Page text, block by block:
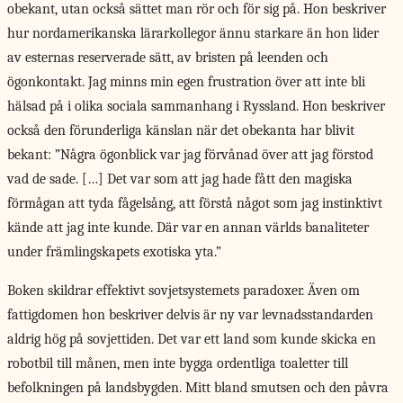
obekant, utan också sättet man rör och för sig på. Hon beskriver
hur nordamerikanska lärarkollegor ännu starkare än hon lider
av esternas reserverade sätt, av bristen på leenden och
ögonkontakt. Jag minns min egen frustration över att inte bli
hälsad på i olika sociala sammanhang i Ryssland. Hon beskriver
också den förunderliga känslan när det obekanta har blivit
bekant: ”Några ögonblick var jag förvånad över att jag förstod
vad de sade. […] Det var som att jag hade fått den magiska
förmågan att tyda fågelsång, att förstå något som jag instinktivt
kände att jag inte kunde. Där var en annan världs banaliteter
under främlingskapets exotiska yta.”
Boken skildrar effektivt sovjetsystemets paradoxer. Även om
fattigdomen hon beskriver delvis är ny var levnadsstandarden
aldrig hög på sovjettiden. Det var ett land som kunde skicka en
robotbil till månen, men inte bygga ordentliga toaletter till
befolkningen på landsbygden. Mitt bland smutsen och den påvra